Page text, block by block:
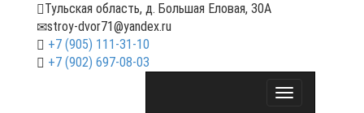
Тульская область, д. Большая Еловая, 30А
stroy-dvor71@yandex.ru
+7 (905) 111-31-10
+7 (902) 697-08-03‬
Toggle